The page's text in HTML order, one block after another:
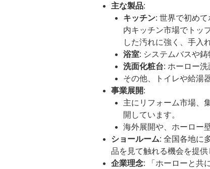
主な製品:
キッチン: 世界で初め
内キッチン市場でトッ
した汚れに強く、手入
浴室: システムバスや
洗面化粧台: ホーロー洗
その他、トイレや給湯
事業展開:
主にリフォーム市場、
開しています。
海外展開や、ホーロー
ショールーム: 全国各地に
品を見て触れる機会を提供
企業理念: 「ホーローと共